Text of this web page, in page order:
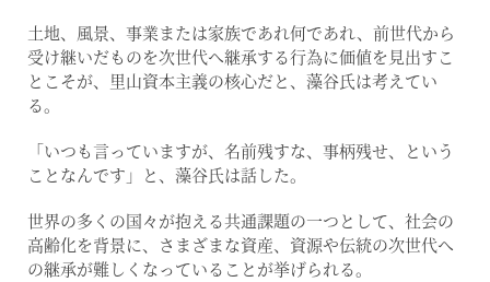
土地、風景、事業または家族であれ何であれ、前世代から
受け継いだものを次世代へ継承する行為に価値を見出すこ
とこそが、里山資本主義の核心だと、藻谷氏は考えてい
る。
「いつも言っていますが、名前残すな、事柄残せ、という
ことなんです」と、藻谷氏は話した。
世界の多くの国々が抱える共通課題の一つとして、社会の
高齢化を背景に、さまざまな資産、資源や伝統の次世代へ
の継承が難しくなっていることが挙げられる。